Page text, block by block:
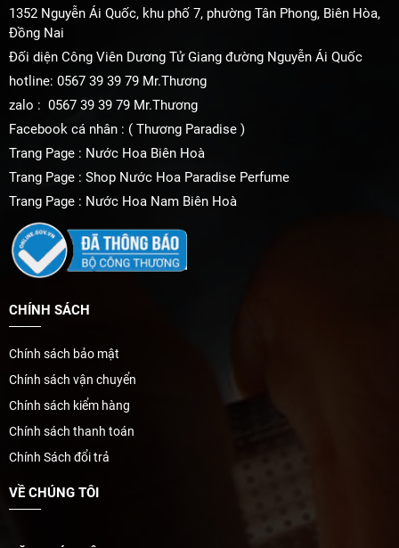
1352 Nguyễn Ái Quốc, khu phố 7, phường Tân Phong, Biên Hòa,
Đồng Nai
Đối diện Công Viên Dương Tử Giang đường Nguyễn Ái Quốc
hotline: 0567 39 39 79 Mr.Thương
zalo : 0567 39 39 79 Mr.Thương
Facebook cá nhân : ( Thương Paradise )
Trang Page : Nước Hoa Biên Hoà
Trang Page : Shop Nước Hoa Paradise Perfume
Trang Page : Nước Hoa Nam Biên Hoà
CHÍNH SÁCH
Chính sách bảo mật
Chính sách vận chuyển
Chính sách kiểm hàng
Chính sách thanh toán
Chính Sách đổi trả
VỀ CHÚNG TÔI